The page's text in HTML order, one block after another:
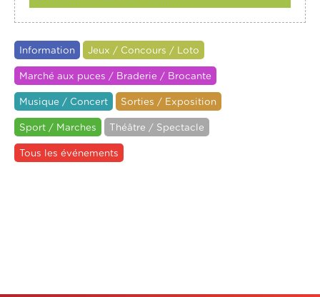
Information Jeux / Concours / Loto
Marché aux puces / Braderie / Brocante
Musique / Concert Sorties / Exposition
Sport / Marches Théâtre / Spectacle
Tous les événements